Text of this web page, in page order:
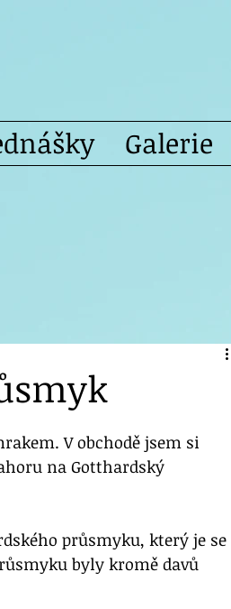
Galerie
V obchodě jsem si
na Gotthardský
průsmyku, který je se
byly kromě davů